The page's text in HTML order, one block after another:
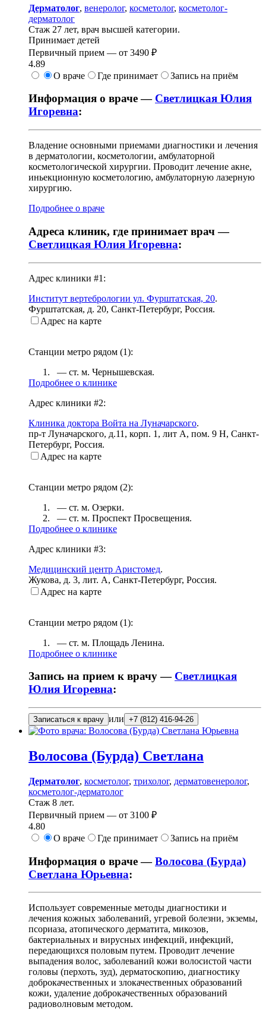
Дерматолог, венеролог, косметолог, косметолог-
дерматолог
Стаж 27 лет, врач высшей категории.
Принимает детей
Первичный прием — от 3490 ₽
4.89
О враче
Где принимает Запись на приём
Информация о враче — Светлицкая Юлия
Игоревна:
Владение основными приемами диагностики и лечения
в дерматологии, косметологии, амбулаторной
косметологической хирургии. Проводит лечение акне,
иньекционную косметологию, амбулаторную лазерную
хирургию.
Подробнее о враче
Адреса клиник, где принимает врач —
Светлицкая Юлия Игоревна:
Адрес клиники #1:
Институт вертебрологии ул. Фурштатская, 20.
Фурштатская, д. 20, Санкт-Петербург, Россия.
Адрес на карте
Станции метро рядом (1):
— ст. м. Чернышевская.
Подробнее о клинике
Адрес клиники #2:
Клиника доктора Войта на Луначарского.
пр-т Луначарского, д.11, корп. 1, лит А, пом. 9 Н, Санкт-
Петербург, Россия.
Адрес на карте
Станции метро рядом (2):
— ст. м. Озерки.
— ст. м. Проспект Просвещения.
Подробнее о клинике
Адрес клиники #3:
Медицинский центр Аристомед.
Жукова, д. 3, лит. А, Санкт-Петербург, Россия.
Адрес на карте
Станции метро рядом (1):
— ст. м. Площадь Ленина.
Подробнее о клинике
Запись на прием к врачу — Светлицкая
Юлия Игоревна:
Записаться к врачу или +7 (812) 416-94-26
Волосова (Бурда) Светлана
Дерматолог, косметолог, трихолог, дерматовенеролог,
косметолог-дерматолог
Стаж 8 лет.
Первичный прием — от 3100 ₽
4.80
О враче
Где принимает Запись на приём
Информация о враче —Волосова (Бурда)
Светлана Юрьевна:
Использует современные методы диагностики и
лечения кожных заболеваний, угревой болезни, экземы,
псориаза, атопического дерматита, микозов,
бактериальных и вирусных инфекций, инфекций,
передающихся половым путем. Проводит лечение
выпадения волос, заболеваний кожи волосистой части
головы (перхоть, зуд), дерматоскопию, диагностику
доброкачественных и злокачественных образований
кожи, удаление доброкачественных образований
радиоволновым методом.